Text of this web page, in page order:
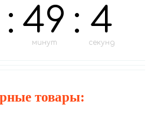
: 49
минут
: 2
секунд
товары: